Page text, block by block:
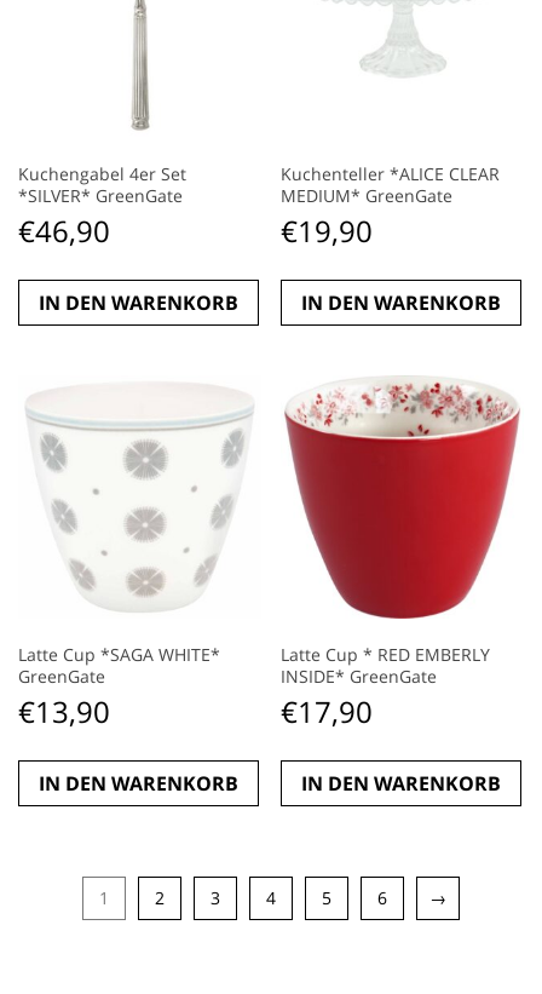
Kuchengabel 4er Set
*SILVER* GreenGate
€46,90
IN DEN WARENKORB
Kuchenteller *ALICE CLEAR
MEDIUM* GreenGate
€19,90
IN DEN WARENKORB
Latte Cup *SAGA WHITE*
GreenGate
€13,90
IN DEN WARENKORB
Latte Cup * RED EMBERLY
INSIDE* GreenGate
€17,90
IN DEN WARENKORB
1 2 3 4 5 6 →